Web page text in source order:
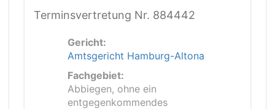
Terminsvertretung Nr. 884442
Gericht:
Amtsgericht Hamburg-Altona
Fachgebiet:
Abbiegen, ohne ein
entgegenkommendes